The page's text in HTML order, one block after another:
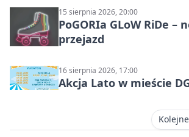
15 sierpnia 2026, 20:00
PoGORIa GLoW RiDe –
przejazd
16 sierpnia 2026, 17:00
Akcja Lato w mieście